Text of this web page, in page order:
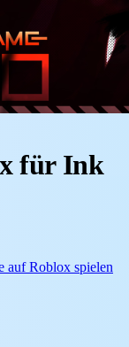
für Ink
auf Roblox spielen